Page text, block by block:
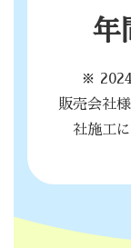
年
※
販売会社
社施工